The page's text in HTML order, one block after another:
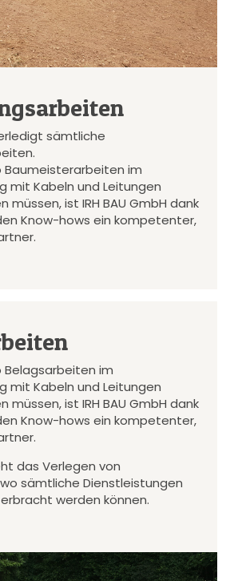
erledigt sämtliche
Baumeisterarbeiten im
mit Kabeln und Leitungen
müssen, ist IRH BAU GmbH dank
Know-hows ein kompetenter,
Belagsarbeiten im
mit Kabeln und Leitungen
müssen, ist IRH BAU GmbH dank
Know-hows ein kompetenter,
das Verlegen von
sämtliche Dienstleistungen
werden können.